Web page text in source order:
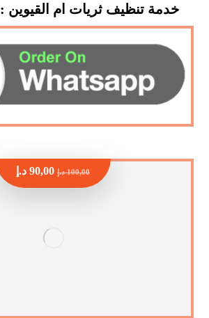
خدمة تنظيف ثريات ام القيوين : 0568199078
100,00 د.إ 90,00 د.إ